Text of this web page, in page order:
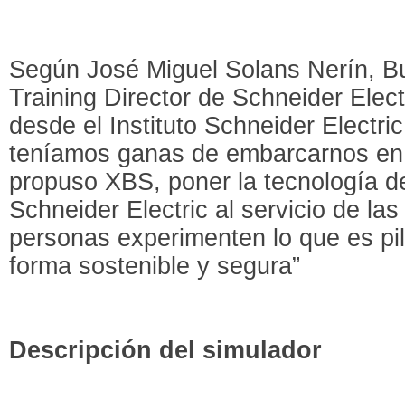
Según José Miguel Solans Nerín,
Training Director de Schneider
desde el Instituto Schneider
teníamos ganas de embarcarnos
propuso XBS, poner la tecnología
Schneider Electric al servicio de
personas experimenten lo que es
forma sostenible y segura”
Descripción del simulador